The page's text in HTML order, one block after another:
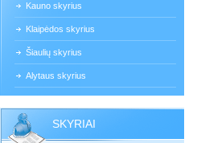
Kauno skyrius
Klaipėdos skyrius
Šiaulių skyrius
Alytaus skyrius
SKYRIAI